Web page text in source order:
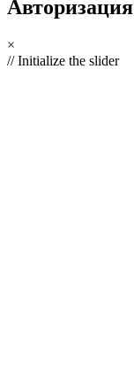
Авторизация
×
// Initialize the slider